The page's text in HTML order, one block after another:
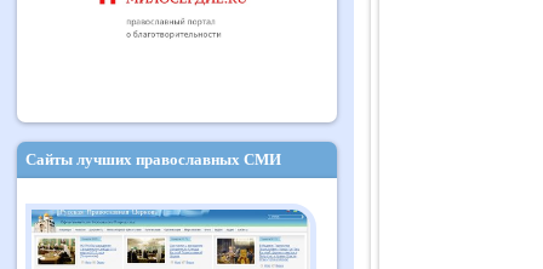
Сайты лучших православных СМИ